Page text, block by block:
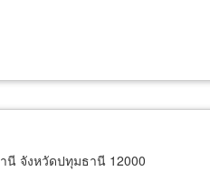
นี จังหวัดปทุมธานี 12000